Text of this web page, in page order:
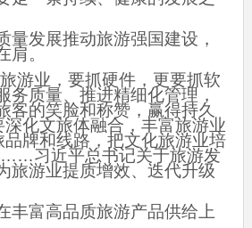
量发展推动旅游强国建设，
肩。
游业，要抓硬件，更要抓软
务质量、推进精细化管理，
客的笑脸和称赞，赢得持久
深化文旅体融合，丰富旅游业
品牌和线路，把文化旅游业培
习近平总书记关于旅游发
旅游业提质增效、迭代升级
丰富高品质旅游产品供给上